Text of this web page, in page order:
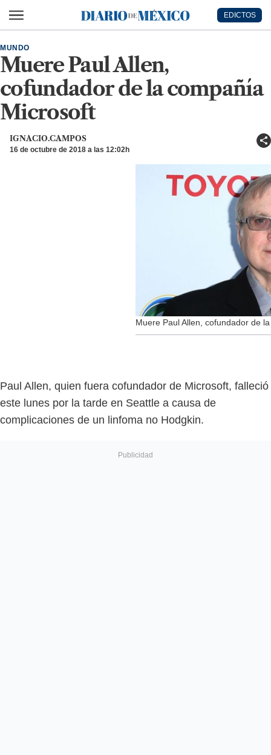
Diario de México
EDICTOS
Muere Paul Allen,
cofundador de la compañía
Microsoft
MUNDO
IGNACIO.CAMPOS
16 de octubre de 2018 a las 12:02h
Muere Paul Allen, cofundador de
Paul Allen, quien fuera cofundador de Microsoft, falleció
este lunes por la tarde en Seattle a causa de
complicaciones de un linfoma no Hodgkin.